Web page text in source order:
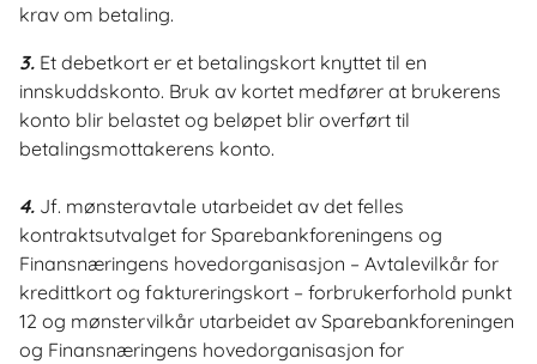
krav om betaling.
3. Et debetkort er et betalingskort knyttet til en
innskuddskonto. Bruk av kortet medfører at brukerens
konto blir belastet og beløpet blir overført til
betalingsmottakerens konto.
4. Jf. mønsteravtale utarbeidet av det felles
kontraktsutvalget for Sparebankforeningens og
Finansnæringens hovedorganisasjon – Avtalevilkår for
kredittkort og faktureringskort – forbrukerforhold punkt
12 og mønstervilkår utarbeidet av Sparebankforeningen
og Finansnæringens hovedorganisasjon for